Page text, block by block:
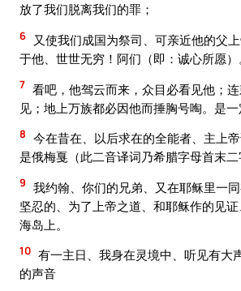
放了我们脱离我们的罪；
6
又使我们成国为祭司、可亲近他的父
于他、世世无穷！阿们（即：诚心所愿）
7 看吧，他驾云而来，众目必看见他；
见；地上万族都必因他而捶胸号啕。是一
8 今在昔在、以后求在的全能者、主上帝
是俄梅戛（此二音译词乃希腊字母首末二
9 我约翰、你们的兄弟、又在耶稣里一
坚忍的、为了上帝之道、和耶稣作的见
海岛上。
10 有一主日、我身在灵境中、听见有大
的声音